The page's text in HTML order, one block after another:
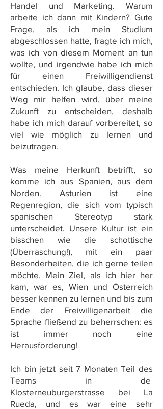
Handel und Marketing.Warum
arbeite ich dann mit Kindern?Gute
Frage, als ich mein
Studium
abgeschlossen hatte, fragte ich mich,
was ich von diesem Moment an tun
wollte, und irgendwie habe ich mich
für
einen Freiwilligendienst
entschieden. Ich glaube, dass dieser
Weg mir helfen wird, über
meine
Zukunft
zu entscheiden, deshalb
habe ich mich darauf vorbereitet,so
viel
wie möglich zu lernen und
beizutragen.
Was meine Herkunft betrifft, so
komme
ich aus Spanien, aus dem
Norden. Asturien ist
eine
Regenregion,die sich vom typisch
spanischen
Stereotyp
stark
unterscheidet. Unsere Kultur ist ein
bisschen wie die
schottische
(Überraschung!), mit ein
paar
Besonderheiten, die ich gerne teilen
möchte. Mein Ziel, als ich hier her
kam, war es, Wien und Österreich
besser kennen zu lernen und bis zum
Ende
der Freiwilligenarbeit
die
Sprache fließend zu beherrschen: es
ist
immer noch
eine
Herausforderung!
Ich bin jetzt seit7 Monaten Teil des
Teams in de
Klosterneuburgerstrasse bei La
Rueda, und es war eine
sehr